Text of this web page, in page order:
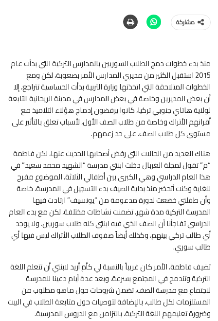
مشاركة
منذ بدء خطوات دمج الطلاب السوريين بالمدارس التركية التي بدأت عام
2015 استقبل الكثير من مديري المدارس الأمر بصعوبة، لكن ومع
الخطوات المتلاحقة التي اتخذتها وزارة التربية بدأت الحساسية تتراجع، إلا
أن بعض المديرين وخاصة في بعض المدارس في مدينة الريحانية التابعة
لولاية هاتاي جنوبي تركيا، كانوا يرفضون إدماج هؤلاء التلاميذ مع
أقرانهم الأتراك وخاصة من طلاب الصف الأول، لأسباب تعلق بالتأثير على
مستوى كل طلاب الصف، على حد زعمهم.
هناك العديد من الحالات التي رفض أصحابها الحديث عنها، لكن فاطمة
“م” تقول لمجلة الغربال دخلت ابنتي مدرسة “الشهيد محمد سعيد” في
هذا العام الدراسي وهي الكبرى بين أطفالي الثلاثة، الموضوع مفرح
للغاية وكنت أتحضر منذ بداية الصيف بدء التسجيل في المدرسة، خاصة
وأن طفلتي خضعت لدورة مدعومة من “يونسيف” ارتادت فيها
المدرسة التركية مدة شهر، تضمنت نشاطات مختلفة، لكن مع بدء العام
الدراسي تفاجأنا أن الصف الذي فيه ابنتي كله طلاب سوريين، ولا يوجد
أي طالب تركي بينهم، وكذلك أيضاً صفوف الطلاب الأتراك ليس فيها أي
طالب سوري.
تضيف فاطمة، الأمر كان غريباً بالنسبة لي كأم أريد لابنتي أن تتعلم اللغة
التركية وتندمج في المجتمع بسرعة، وبعد عدة أيام دعينا للمدرسة
لاجتماع مع مدرسة الصف، تضمن شروحات حول ماهو مطلوب من
المستلزمات لكل طالب، بالإضافة لتوصيات حول متابعة الطلاب في البيت
وضرورة تعليمهم اللغة التركية، بالتزامن مع الدروس المدرسية.